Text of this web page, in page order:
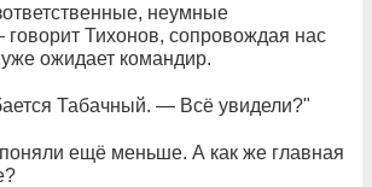
неумные
Тихонов, сопровождая нас
ожидает командир.
Табачный. — Всё увидели?"
ещё меньше. А как же главная